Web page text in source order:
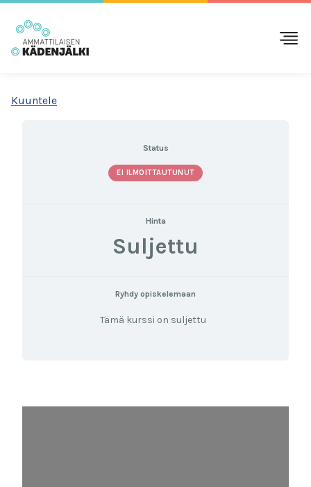
Kuuntele
Status
EI ILMOITTAUTUNUT
Hinta
Suljettu
Ryhdy opiskelemaan
Tämä kurssi on suljettu